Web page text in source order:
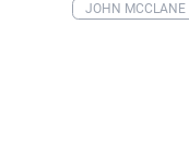
JOHN MCCLANE